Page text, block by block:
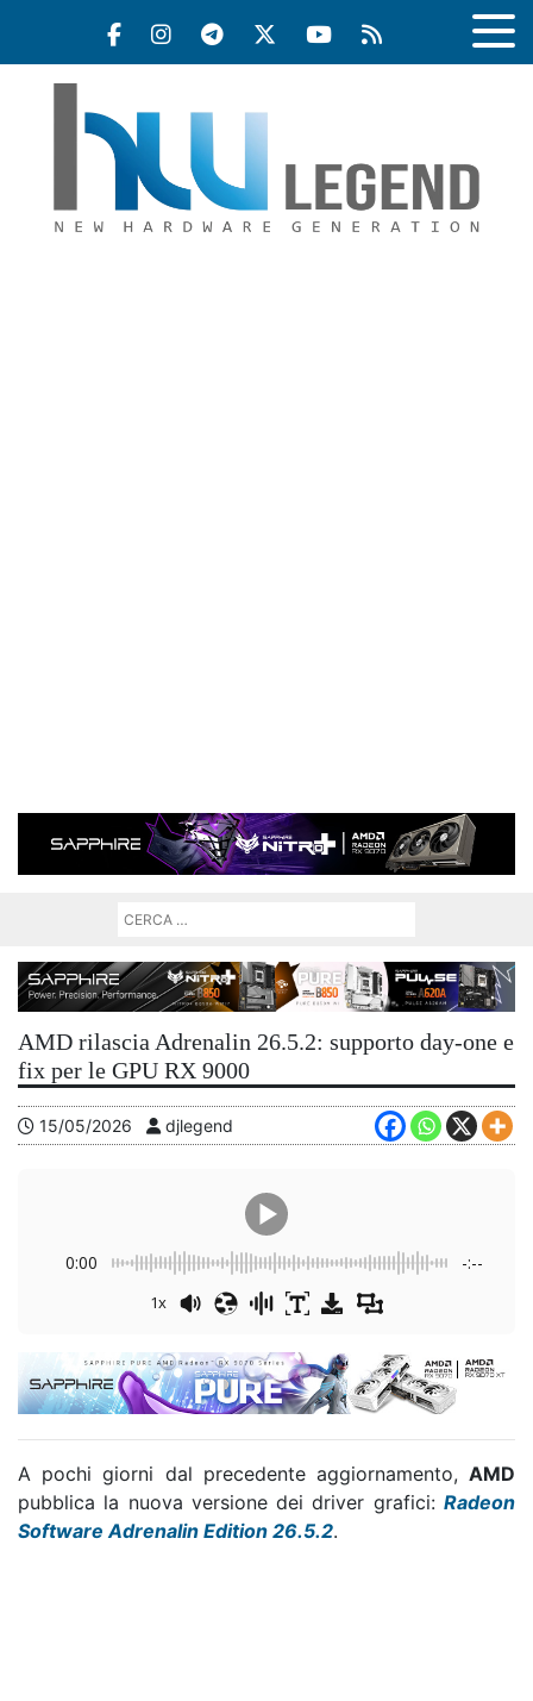
AMD rilascia Adrenalin 26.5.2: supporto day-one e
fix per le GPU RX 9000
15/05/2026 djlegend
0:00 -:--
1x
A pochi giorni dal precedente aggiornamento, AMD
pubblica la nuova versione dei driver grafici: Radeon
Software Adrenalin Edition 26.5.2.